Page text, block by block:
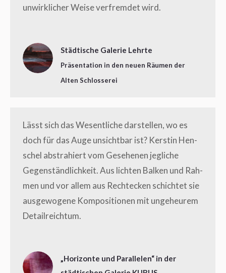
unwirk­li­cher Wei­se ver­frem­det wird.
Städtische Galerie Lehrte
Präsentation in den neuen Räumen der
Alten Schlosserei
Lässt sich das Wesent­li­che dar­stel­len, wo es
doch für das Auge unsicht­bar ist? Kers­tin Hen­
schel abs­tra­hiert vom Gese­he­nen jeg­li­che
Gegen­ständ­lich­keit. Aus lich­ten Bal­ken und Rah­
men und vor allem aus Recht­ecken schich­tet sie
aus­ge­wo­ge­ne Kom­po­si­tio­nen mit unge­heu­rem
Detailreichtum.
„Horizonte und Parallelen“ in der